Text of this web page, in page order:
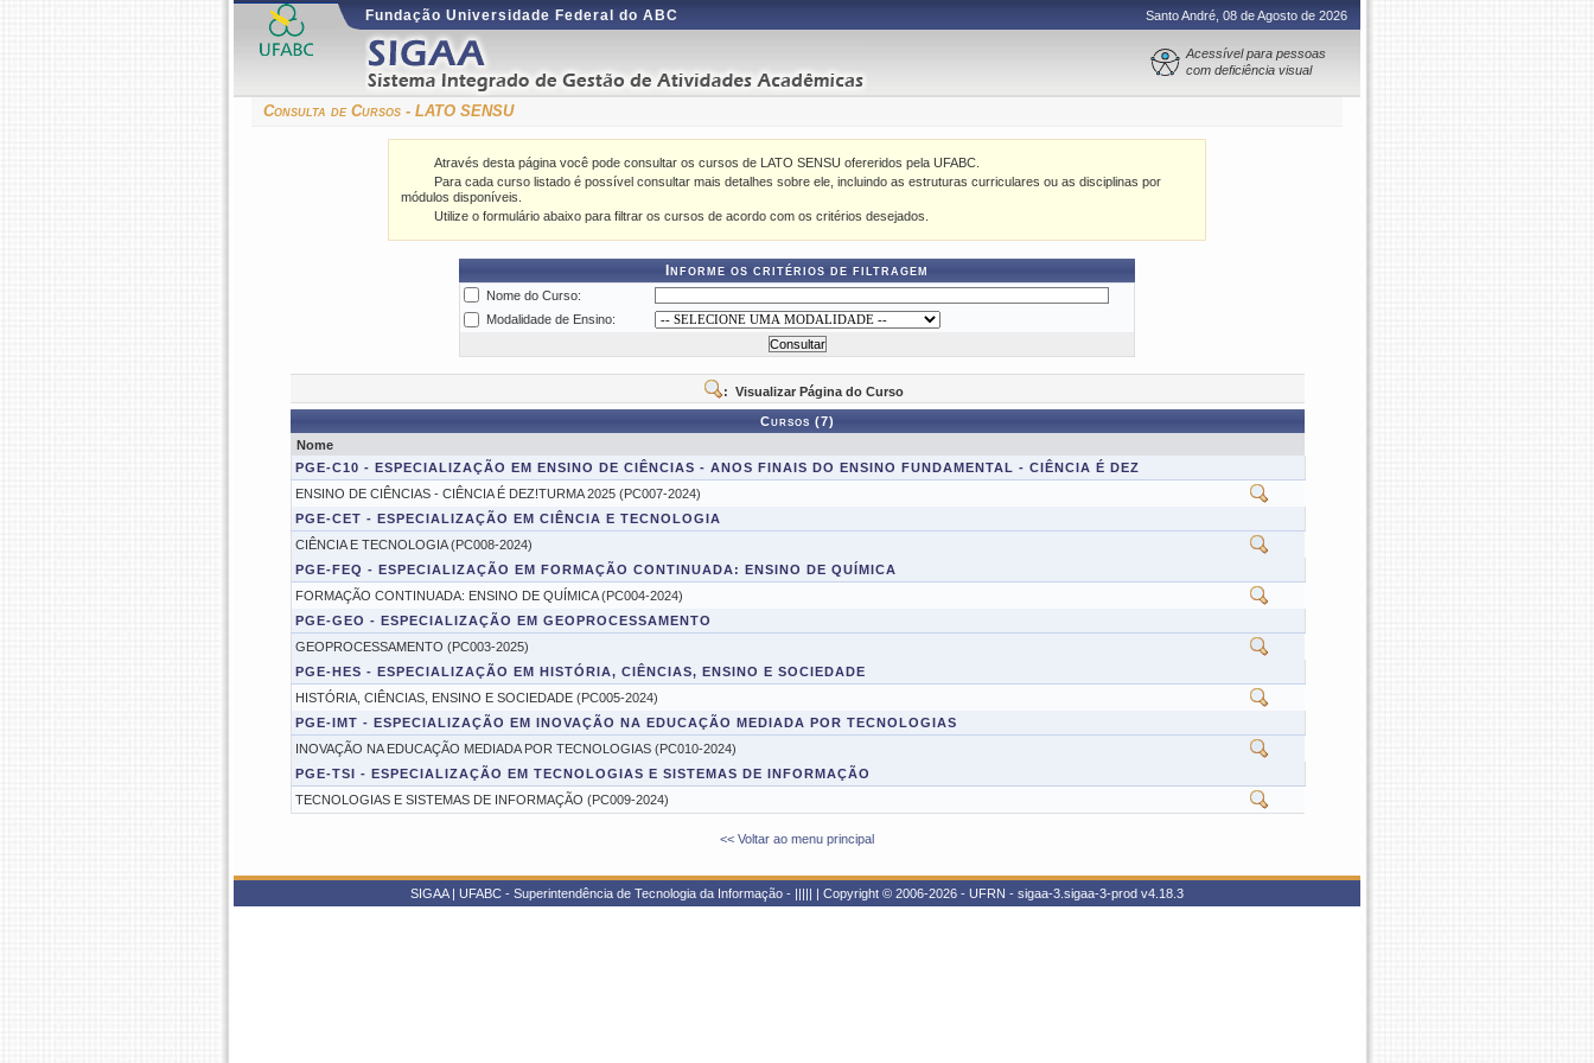
Fundação Universidade Federal do ABC Santo André, 08 de Agosto de 2026
Acessível para pessoas
com deficiência visual
Consulta de Cursos - LATO SENSU
Através desta página você pode consultar os cursos de LATO SENSU ofereridos pela UFABC.
Para cada curso listado é possível consultar mais detalhes sobre ele, incluindo as estruturas curriculares ou as disciplinas por
módulos disponíveis.
Utilize o formulário abaixo para filtrar os cursos de acordo com os critérios desejados.
Informe os critérios de filtragem
Nome do Curso:
Modalidade de Ensino:
: Visualizar Página do Curso
Cursos (7)
Nome
PGE-C10 - ESPECIALIZAÇÃO EM ENSINO DE CIÊNCIAS - ANOS FINAIS DO ENSINO FUNDAMENTAL - CIÊNCIA É DEZ
ENSINO DE CIÊNCIAS - CIÊNCIA É DEZ!TURMA 2025 (PC007-2024)
PGE-CET - ESPECIALIZAÇÃO EM CIÊNCIA E TECNOLOGIA
CIÊNCIA E TECNOLOGIA (PC008-2024)
PGE-FEQ - ESPECIALIZAÇÃO EM FORMAÇÃO CONTINUADA: ENSINO DE QUÍMICA
FORMAÇÃO CONTINUADA: ENSINO DE QUÍMICA (PC004-2024)
PGE-GEO - ESPECIALIZAÇÃO EM GEOPROCESSAMENTO
GEOPROCESSAMENTO (PC003-2025)
PGE-HES - ESPECIALIZAÇÃO EM HISTÓRIA, CIÊNCIAS, ENSINO E SOCIEDADE
HISTÓRIA, CIÊNCIAS, ENSINO E SOCIEDADE (PC005-2024)
PGE-IMT - ESPECIALIZAÇÃO EM INOVAÇÃO NA EDUCAÇÃO MEDIADA POR TECNOLOGIAS
INOVAÇÃO NA EDUCAÇÃO MEDIADA POR TECNOLOGIAS (PC010-2024)
PGE-TSI - ESPECIALIZAÇÃO EM TECNOLOGIAS E SISTEMAS DE INFORMAÇÃO
TECNOLOGIAS E SISTEMAS DE INFORMAÇÃO (PC009-2024)
<< Voltar ao menu principal
SIGAA | UFABC - Superintendência de Tecnologia da Informação - ||||| | Copyright © 2006-2026 - UFRN - sigaa-3.sigaa-3-prod v4.18.3